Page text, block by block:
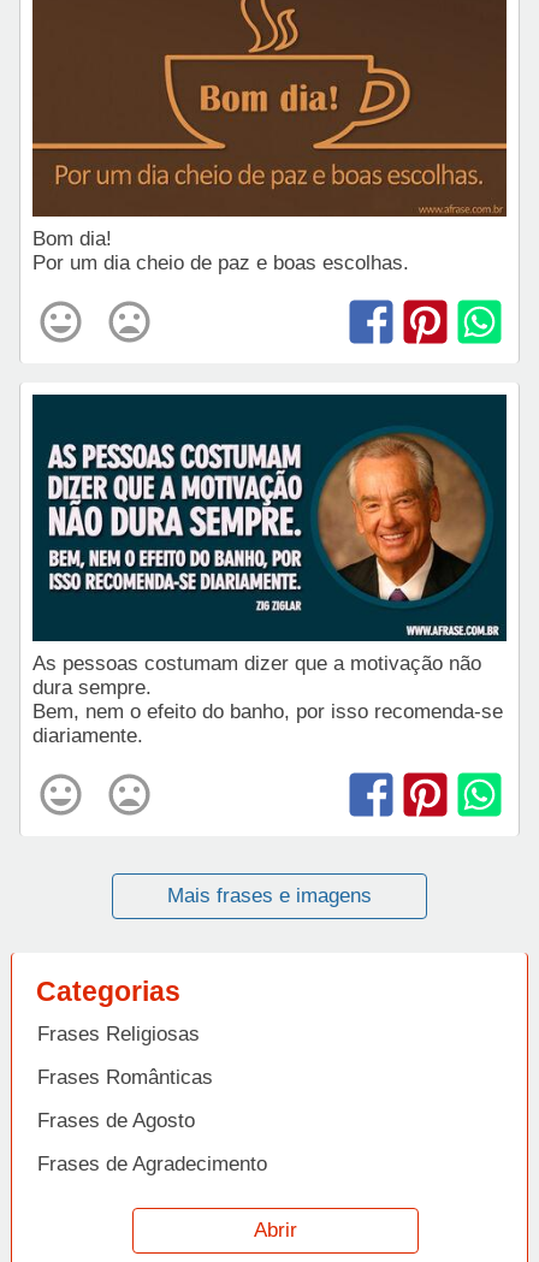
Bom dia!
Por um dia cheio de paz e boas escolhas.
As pessoas costumam dizer que a motivação não
dura sempre.
Bem, nem o efeito do banho, por isso recomenda-se
diariamente.
Mais frases e imagens
Categorias
Frases Religiosas
Frases Românticas
Frases de Agosto
Frases de Agradecimento
Frases de Amizade
Frases de Amor
Abrir